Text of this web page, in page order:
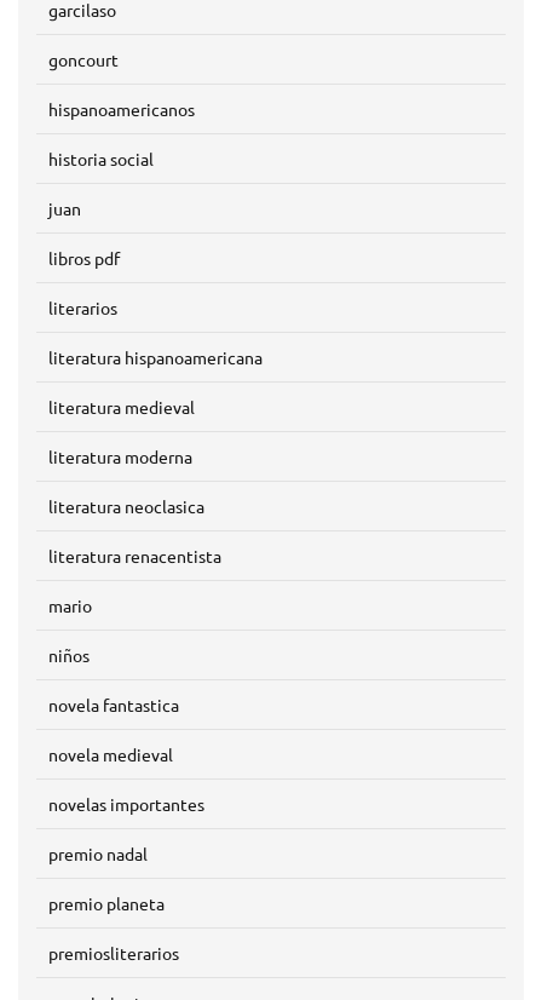
garcilaso
goncourt
hispanoamericanos
historia social
juan
libros pdf
literarios
literatura hispanoamericana
literatura medieval
literatura moderna
literatura neoclasica
literatura renacentista
mario
niños
novela fantastica
novela medieval
novelas importantes
premio nadal
premio planeta
premiosliterarios